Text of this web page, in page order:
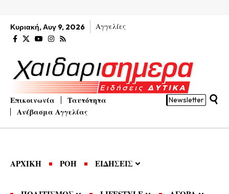
Κυριακή, Αυγ 9, 2026 Αγγελίες
Επικοινωνία
Ταυτότητα
Ανέβασμα Αγγελίας
Newsletter
ΑΡΧΙΚΗ ΡΟΗ ΕΙΔΗΣΕΙΣ